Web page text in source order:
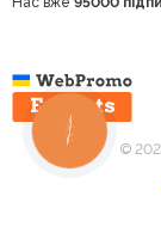
©
КНОПКА
ЗВ'ЯЗКУ